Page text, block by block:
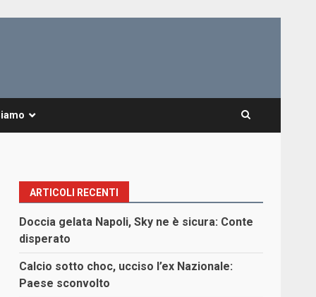
ARTICOLI RECENTI
Doccia gelata Napoli, Sky ne è sicura: Conte
disperato
Calcio sotto choc, ucciso l’ex Nazionale:
Paese sconvolto